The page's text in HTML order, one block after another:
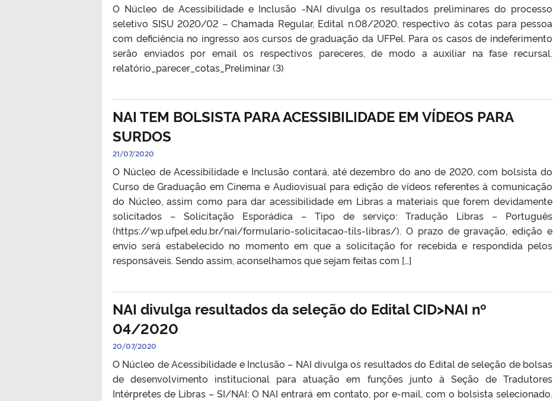
O Núcleo de Acessibilidade e Inclusão -NAI divulga os resultados preliminares do processo
seletivo SISU 2020/02 – Chamada Regular, Edital n.08/2020, respectivo às cotas para pessoa
com deficiência no ingresso aos cursos de graduação da UFPel. Para os casos de indeferimento
serão enviados por email os respectivos pareceres, de modo a auxiliar na fase recursal.
relatório_parecer_cotas_Preliminar (3)
NAI TEM BOLSISTA PARA ACESSIBILIDADE EM VÍDEOS PARA
SURDOS
21/07/2020
O Núcleo de Acessibilidade e Inclusão contará, até dezembro do ano de 2020, com bolsista do
Curso de Graduação em Cinema e Audiovisual para edição de vídeos referentes à comunicação
do Núcleo, assim como para dar acessibilidade em Libras a materiais que forem devidamente
solicitados – Solicitação Esporádica – Tipo de serviço: Tradução Libras – Português
(https://wp.ufpel.edu.br/nai/formulario-solicitacao-tils-libras/). O prazo de gravação, edição e
envio será estabelecido no momento em que a solicitação for recebida e respondida pelos
responsáveis. Sendo assim, aconselhamos que sejam feitas com […]
NAI divulga resultados da seleção do Edital CID>NAI nº
04/2020
20/07/2020
O Núcleo de Acessibilidade e Inclusão – NAI divulga os resultados do Edital de seleção de bolsas
de desenvolvimento institucional para atuação em funções junto à Seção de Tradutores
Intérpretes de Libras – SI/NAI: O NAI entrará em contato, por e-mail, com o bolsista selecionado.